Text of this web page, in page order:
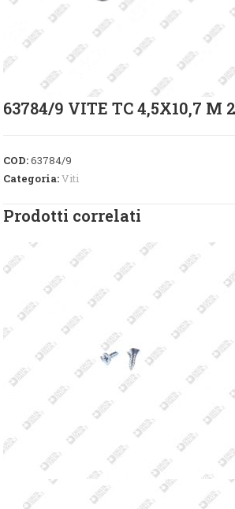
63784/9 VITE TC 4,5X10,7 M
COD:63784/9
Categoria:Viti
Prodotti correlati